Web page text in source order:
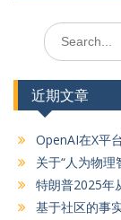
Search
for:
近期文章
OpenAI在X平
关于“人为物
特朗普2025年
基于社区的事